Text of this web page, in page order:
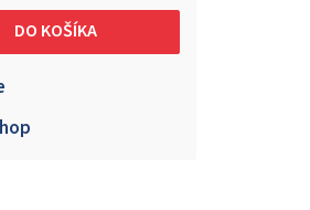
DO KOŠÍKA